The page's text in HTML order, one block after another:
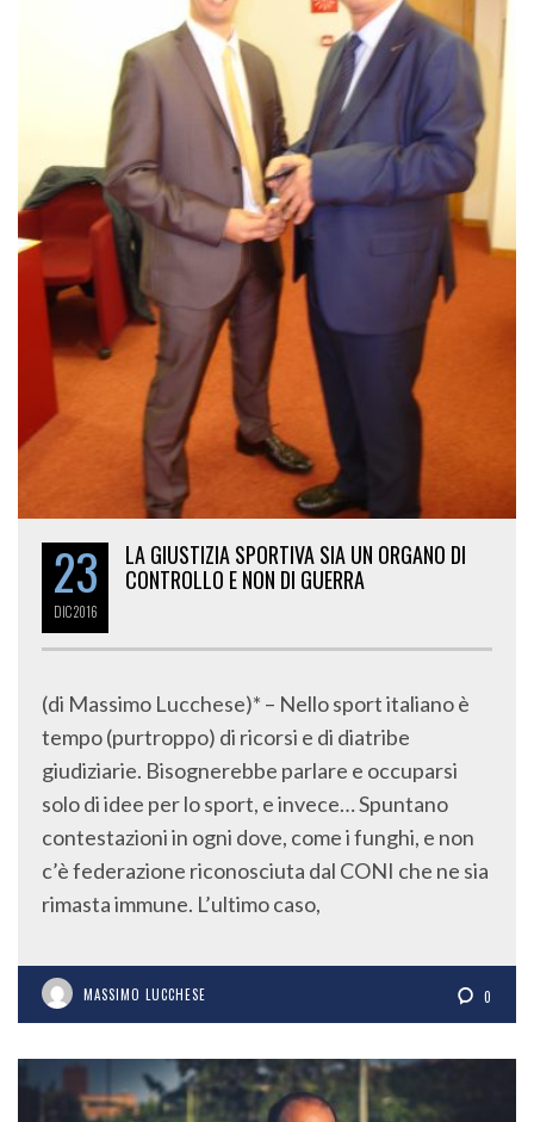
23
DIC2016
LA GIUSTIZIA SPORTIVA SIA UN ORGANO DI
CONTROLLO E NON DI GUERRA
(di Massimo Lucchese)* – Nello sport italiano è
tempo (purtroppo) di ricorsi e di diatribe
giudiziarie. Bisognerebbe parlare e occuparsi
solo di idee per lo sport, e invece… Spuntano
contestazioni in ogni dove, come i funghi, e non
c’è federazione riconosciuta dal CONI che ne sia
rimasta immune. L’ultimo caso,
MASSIMO LUCCHESE 0